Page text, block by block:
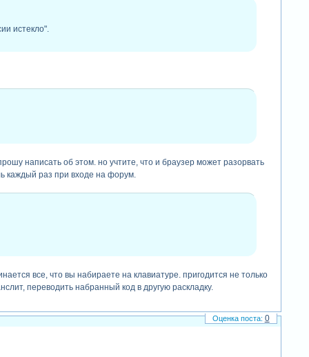
истекло".
написать об этом. но учтите, что и браузер может разорвать
каждый раз при входе на форум.
все, что вы набираете на клавиатуре. пригодится не только
переводить набранный код в другую раскладку.
0